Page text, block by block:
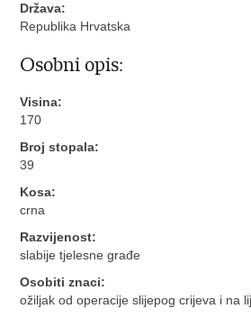
Država:
Republika Hrvatska
Osobni opis:
Visina:
170
Broj stopala:
39
Kosa:
crna
Razvijenost:
slabije tjelesne građe
Osobiti znaci:
ožiljak od operacije slijepog crijeva i na